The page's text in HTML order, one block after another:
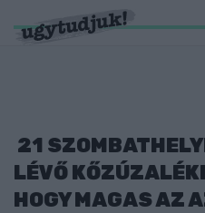
21
LÉVŐ
HOGY MAGAS AZ